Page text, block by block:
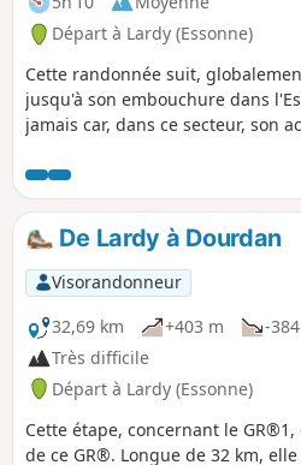
Départ à Lardy (Essonne)
Cette randonnée suit,
jusqu'à son embouchure dans
jamais car, dans ce secteur, son
Cheptainville de Saint-Vrain, les
et les parcours en secteur
Vrain, en lisière de forêt,
De Lardy à Dourdan
Visorandonneur
32,69 km
+403 m -
Très difficile
Départ à Lardy (Essonne)
Cette étape, concernant le
de ce GR®. Longue de 32 km,